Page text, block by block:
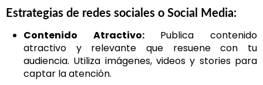
Estrategias de redes sociales o Social Media:
Contenido Atractivo:Publica contenido
atractivo y relevante que resuene con tu
audiencia. Utiliza imágenes, videos y stories para
captar la atención.